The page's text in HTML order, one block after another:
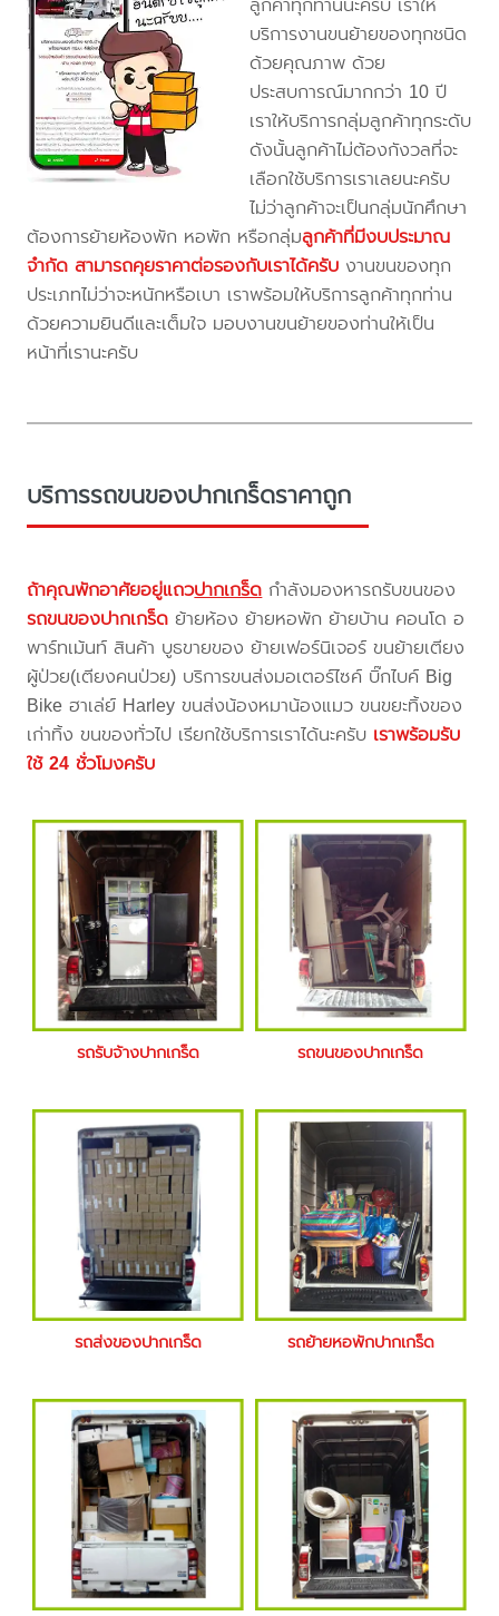
บริการงานขนย้ายของทุกชนิด
ด้วยคุณภาพ ด้วย
ประสบการณ์มากกว่า 10 ปี
เราให้บริการกลุ่มลูกค้าทุกระดับ
ดังนั้นลูกค้าไม่ต้องกังวลที่จะ
เลือกใช้บริการเราเลยนะครับ
ไม่ว่าลูกค้าจะเป็นกลุ่มนักศึกษา
ต้องการย้ายห้องพัก หอพัก หรือกลุ่มลูกค้าที่มีงบประมาณ
จำกัด สามารถคุยราคาต่อรองกับเราได้ครับ งานขนของทุก
ประเภทไม่ว่าจะหนักหรือเบา เราพร้อมให้บริการลูกค้าทุกท่าน
ด้วยความยินดีและเต็มใจ มอบงานขนย้ายของท่านให้เป็น
หน้าที่เรานะครับ
บริการรถขนของปากเกร็ดราคาถูก
ถ้าคุณพักอาศัยอยู่แถวปากเกร็ด กำลังมองหารถรับขนของ
รถขนของปากเกร็ด ย้ายห้อง ย้ายหอพัก ย้ายบ้าน คอนโด อ
พาร์ทเม้นท์ สินค้า บูธขายของ ย้ายเฟอร์นิเจอร์ ขนย้ายเตียง
ผู้ป่วย(เตียงคนป่วย) บริการขนส่งมอเตอร์ไซค์ บิ๊กไบค์ Big
Bike ฮาเล่ย์ Harley ขนส่งน้องหมาน้องแมว ขนขยะทิ้งของ
เก่าทิ้ง ขนของทั่วไป เรียกใช้บริการเราได้นะครับ เราพร้อมรับ
ใช้ 24 ชั่วโมงครับ
รถรับจ้างปากเกร็ด รถขนของปากเกร็ด
รถส่งของปากเกร็ด รถย้ายหอพักปากเกร็ด